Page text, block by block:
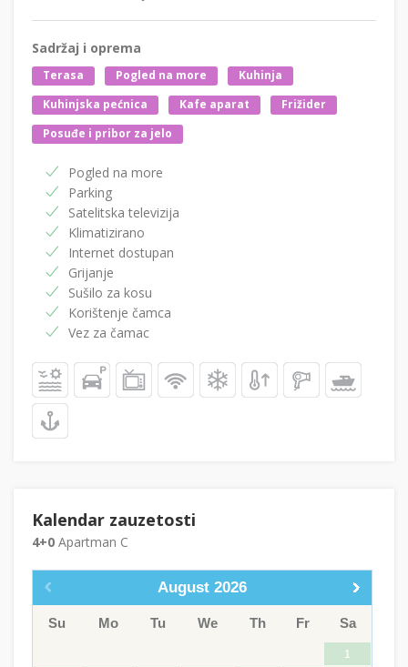
Sadržaj i oprema
Terasa Pogled na more
Kuhinja
Kuhinjska pećnica
Kafe aparat
Frižider
Posuđe i pribor za jelo
Pogled na more
Parking
Satelitska televizija
Klimatizirano
Internet dostupan
Grijanje
Sušilo za kosu
Korištenje čamca
Vez za čamac
Kalendar zauzetosti
4+0 Apartman C
August 2026
Su Mo Tu We Th Fr Sa
1